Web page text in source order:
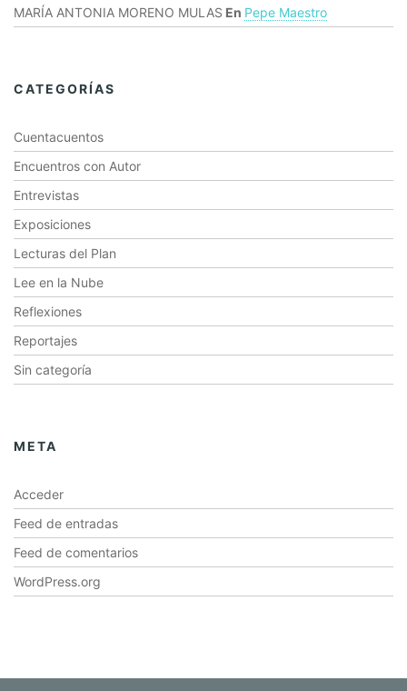
MARÍA ANTONIA MORENO MULAS En Pepe Maestro
CATEGORÍAS
Cuentacuentos
Encuentros con Autor
Entrevistas
Exposiciones
Lecturas del Plan
Lee en la Nube
Reflexiones
Reportajes
Sin categoría
META
Acceder
Feed de entradas
Feed de comentarios
WordPress.org